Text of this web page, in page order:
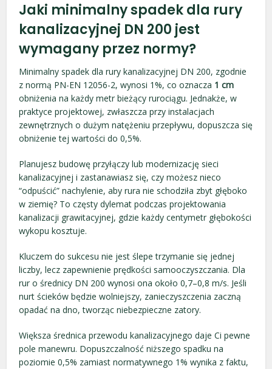
Jaki minimalny spadek dla rury
kanalizacyjnej DN 200 jest
wymagany przez normy?
Minimalny spadek dla rury kanalizacyjnej DN 200, zgodnie
z normą PN-EN 12056-2, wynosi 1%, co oznacza 1 cm
obniżenia na każdy metr bieżący rurociągu. Jednakże, w
praktyce projektowej, zwłaszcza przy instalacjach
zewnętrznych o dużym natężeniu przepływu, dopuszcza się
obniżenie tej wartości do 0,5%.
Planujesz budowę przyłączy lub modernizację sieci
kanalizacyjnej i zastanawiasz się, czy możesz nieco
“odpuścić” nachylenie, aby rura nie schodziła zbyt głęboko
w ziemię? To częsty dylemat podczas projektowania
kanalizacji grawitacyjnej, gdzie każdy centymetr głębokości
wykopu kosztuje.
Kluczem do sukcesu nie jest ślepe trzymanie się jednej
liczby, lecz zapewnienie prędkości samooczyszczania. Dla
rur o średnicy DN 200 wynosi ona około 0,7–0,8 m/s. Jeśli
nurt ścieków będzie wolniejszy, zanieczyszczenia zaczną
opadać na dno, tworząc niebezpieczne zatory.
Większa średnica przewodu kanalizacyjnego daje Ci pewne
pole manewru. Dopuszczalność niższego spadku na
poziomie 0,5% zamiast normatywnego 1% wynika z faktu,